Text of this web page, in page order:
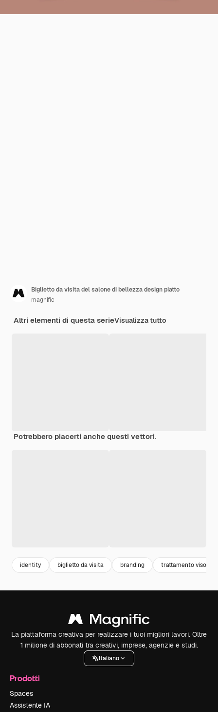
Biglietto da visita del salone di bellezza design piatto
magnific
Altri elementi di questa serieVisualizza tutto
Potrebbero piacerti anche questi vettori.
identity biglietto da visita branding trattamento viso
La piattaforma creativa per realizzare i tuoi migliori lavori. Oltre
1 milione di abbonati tra creativi, imprese, agenzie e studi.
Italiano
Prodotti
Spaces
Assistente IA